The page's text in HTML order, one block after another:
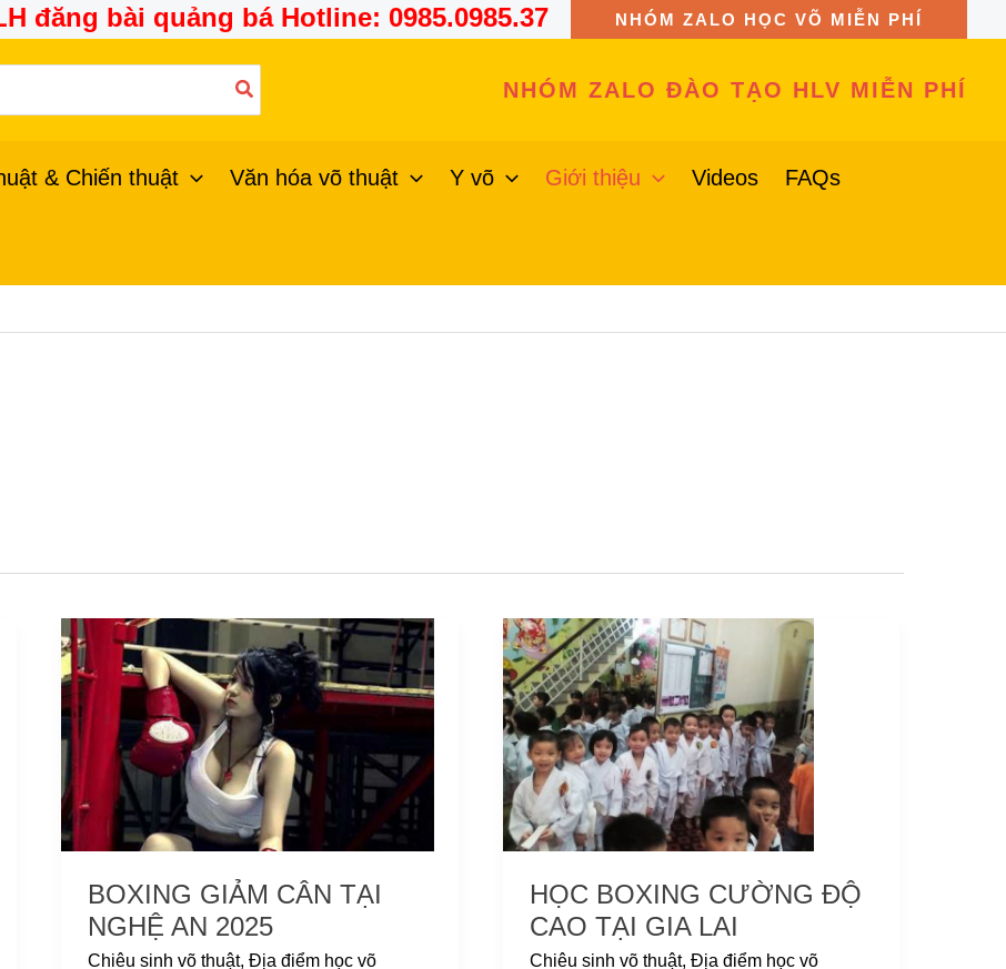
đăng bài quảng bá Hotline: 0985.0985.37 NHÓM ZALO HỌC VÕ MIỄN PHÍ
NHÓM ZALO ĐÀO TẠO HLV MIỄN PHÍ
& Chiến thuật Văn hóa võ thuật Y võ Giới thiệu Videos FAQs
BOXING GIẢM CÂN TẠI
NGHỆ AN 2025
Chiêu sinh võ thuật,Địa điểm học võ
Boxing
giảm
cân
Nghệ
2025
HỌC BOXING CƯỜNG ĐỘ
CAO TẠI GIA LAI
Chiêu sinh võ thuật, Địa điểm học võ
Học
Boxing
cường
độ
cao
tại
Gia
Lai